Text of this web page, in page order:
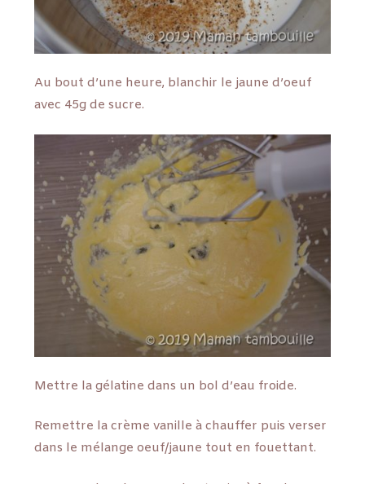
Au bout d’une heure, blanchir le jaune d’oeuf
avec 45g de sucre.
Mettre la gélatine dans un bol d’eau froide.
Remettre la crème vanille à chauffer puis verser
dans le mélange oeuf/jaune tout en fouettant.